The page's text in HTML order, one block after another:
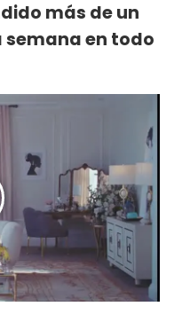
más de un
semana en todo